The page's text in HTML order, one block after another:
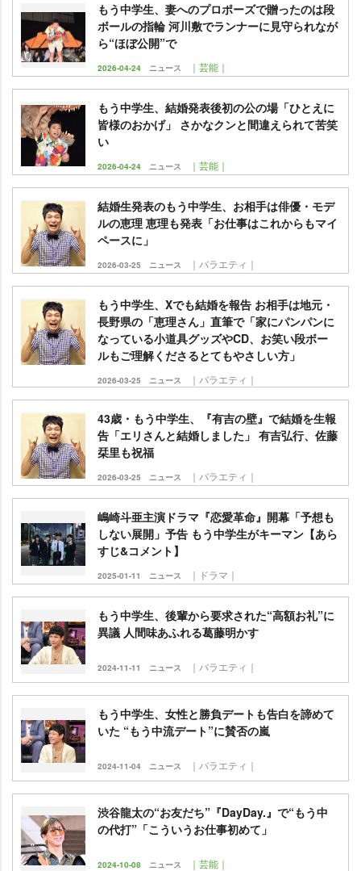
もう中学生、妻へのプロポーズで贈ったのは段
ボールの指輪 河川敷でランナーに見守られなが
ら“ほぼ公開”で
2026-04-24 ニュース ｜芸能｜
もう中学生、結婚発表後初の公の場「ひとえに
皆様のおかげ」 さかなクンと間違えられて苦笑
い
2026-04-24 ニュース ｜芸能｜
結婚生発表のもう中学生、お相手は俳優・モデ
ルの恵理 恵理も発表「お仕事はこれからもマイ
ペースに」
2026-03-25 ニュース ｜バラエティ｜
もう中学生、Xでも結婚を報告 お相手は地元・
長野県の「恵理さん」直筆で「家にパンパンに
なっている小道具グッズやCD、お笑い段ボー
ルもご理解くださるとてもやさしい方」
2026-03-25 ニュース ｜バラエティ｜
43歳・もう中学生、『有吉の壁』で結婚を生報
告「エリさんと結婚しました」 有吉弘行、佐藤
栞里も祝福
2026-03-25 ニュース ｜バラエティ｜
嶋崎斗亜主演ドラマ『恋愛革命』開幕「予想も
しない展開」予告 もう中学生がキーマン【あら
すじ&コメント】
2025-01-11 ニュース ｜ドラマ｜
もう中学生、後輩から要求された“高額お礼”に
異議 人間味あふれる葛藤明かす
2024-11-11 ニュース ｜バラエティ｜
もう中学生、女性と勝負デートも告白を諦めて
いた “もう中流デート”に賛否の嵐
2024-11-04 ニュース ｜バラエティ｜
渋谷龍太の“お友だち”『DayDay.』で“もう中
の代打”「こういうお仕事初めて」
2024-10-08 ニュース ｜芸能｜